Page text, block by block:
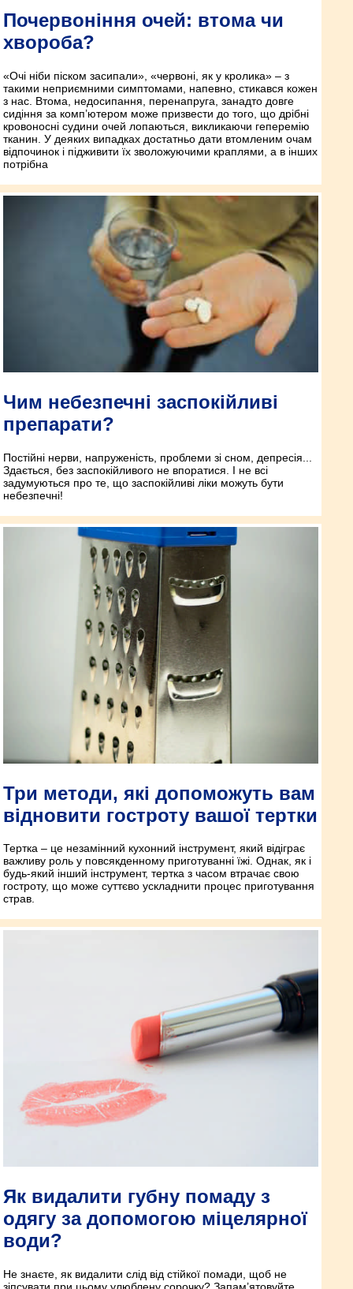
Почервоніння очей: втома чи
хвороба?
«Очі ніби піском засипали», «червоні, як у кролика» – з
такими неприємними симптомами, напевно, стикався кожен
з нас. Втома, недосипання, перенапруга, занадто довге
сидіння за комп’ютером може призвести до того, що дрібні
кровоносні судини очей лопаються, викликаючи геперемію
тканин. У деяких випадках достатньо дати втомленим очам
відпочинок і підживити їх зволожуючими краплями, а в інших
потрібна
Чим небезпечні заспокійливі
препарати?
Постійні нерви, напруженість, проблеми зі сном, депресія...
Здається, без заспокійливого не впоратися. І не всі
задумуються про те, що заспокійливі ліки можуть бути
небезпечні!
Три методи, які допоможуть вам
відновити гостроту вашої тертки
Тертка – це незамінний кухонний інструмент, який відіграє
важливу роль у повсякденному приготуванні їжі. Однак, як і
будь-який інший інструмент, тертка з часом втрачає свою
гостроту, що може суттєво ускладнити процес приготування
страв.
Як видалити губну помаду з
одягу за допомогою міцелярної
води?
Не знаєте, як видалити слід від стійкої помади, щоб не